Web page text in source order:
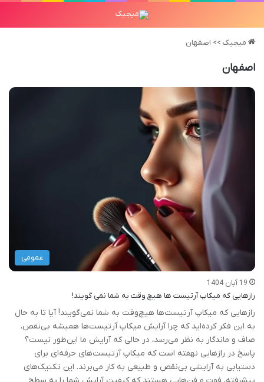
میجیک >> اصفهان
اصفهان
عمومی
19 آبان 1404
رازهایی که میکاپ آرتیست ها هیچ وقت به شما نمی گویند!
رازهایی که میکاپ آرتیست‌ها هیچ‌وقت به شما نمی‌گویند! آیا تا به حال
به این فکر کرده‌اید که چرا آرایش میکاپ آرتیست‌ها همیشه بی‌نقص،
صاف و ماندگار به نظر می‌رسد، در حالی که آرایش ما این‌طور نیست؟
پاسخ در رازهایی نهفته است که میکاپ آرتیست‌های حرفه‌ای برای
دستیابی به آرایشی بی‌نقص و طبیعی به کار می‌برند. این تکنیک‌های